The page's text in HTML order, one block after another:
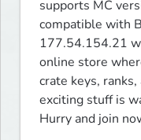
supports MC
compatible with
177.54.154.21
online store
crate keys,
exciting stuff is
Hurry and join